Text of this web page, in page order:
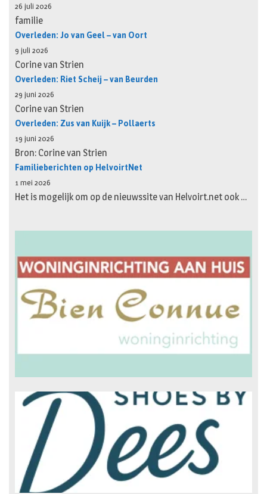
26 juli 2026
familie
Overleden: Jo van Geel – van Oort
9 juli 2026
Corine van Strien
Overleden: Riet Scheij – van Beurden
29 juni 2026
Corine van Strien
Overleden: Zus van Kuijk – Pollaerts
19 juni 2026
Bron: Corine van Strien
Familieberichten op HelvoirtNet
1 mei 2026
Het is mogelijk om op de nieuwssite van Helvoirt.net ook …